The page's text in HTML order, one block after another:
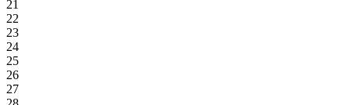
21
22
23
24
25
26
27